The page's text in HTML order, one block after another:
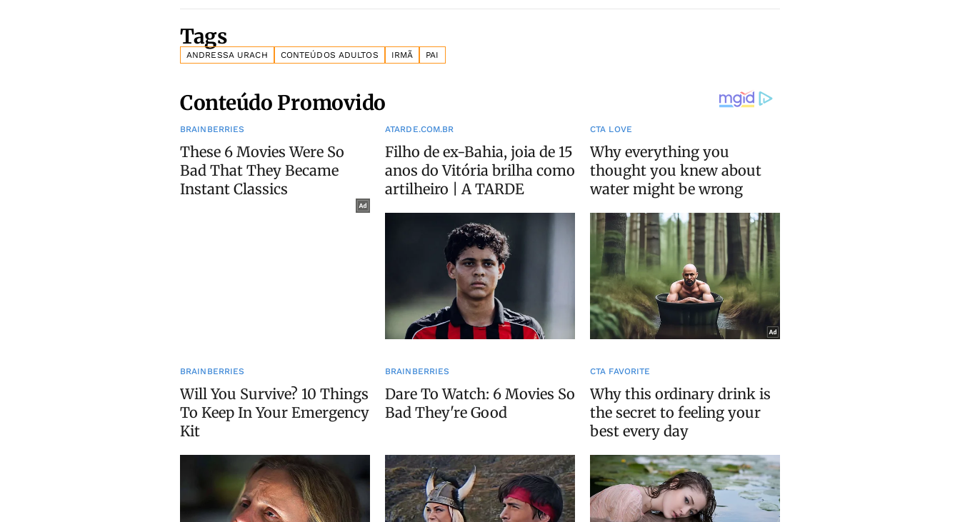
Tags
ANDRESSA URACH CONTEÚDOS ADULTOS IRMÃ PAI